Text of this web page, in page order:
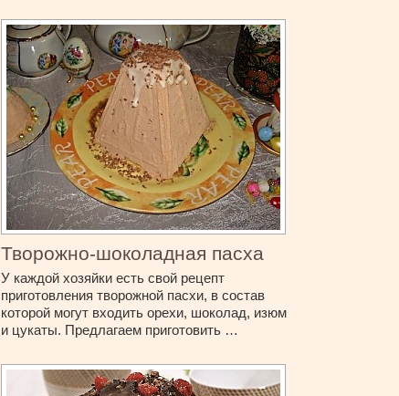
Творожно-шоколадная пасха
У каждой хозяйки есть свой рецепт
приготовления творожной пасхи, в состав
которой могут входить орехи, шоколад, изюм
и цукаты. Предлагаем приготовить …